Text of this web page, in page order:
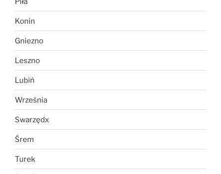
Konin
Gniezno
Leszno
Lubiń
Września
Swarzędx
Śrem
Turek